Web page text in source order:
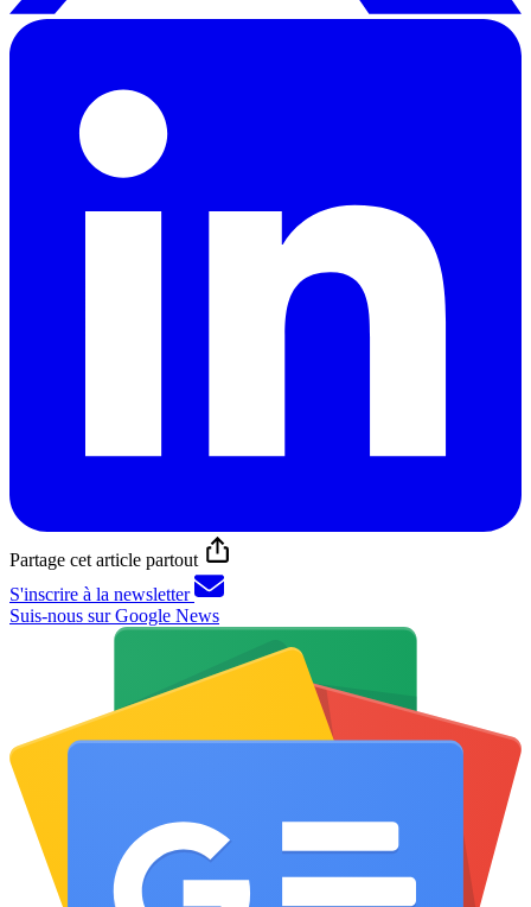
Partage cet article partout
S'inscrire à la newsletter
Suis-nous sur Google News